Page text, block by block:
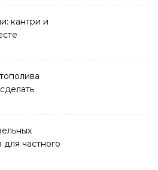
кантри и
для частного